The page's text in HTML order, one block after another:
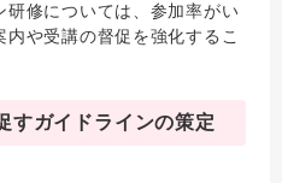
修については、参加率がい
や受講の督促を強化するこ
ガイドラインの策定